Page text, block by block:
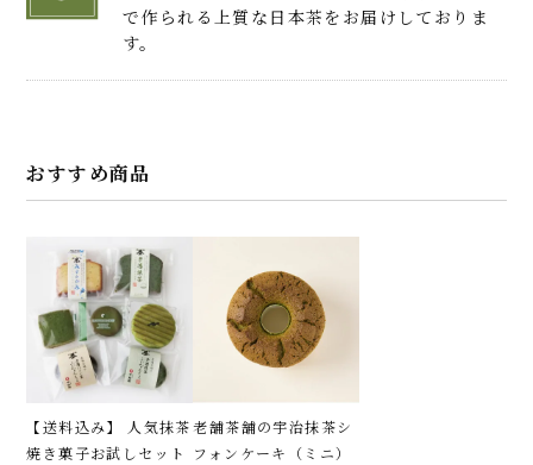
で作られる上質な日本茶をお届けしておりま
す。
おすすめ商品
【送料込み】 人気抹茶
焼き菓子お試しセット
老舗茶舗の宇治抹茶シ
フォンケーキ（ミニ）